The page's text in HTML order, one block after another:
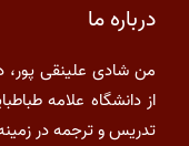
درباره ما
من شادی علینقی پور،
تدریس و ترجمه در